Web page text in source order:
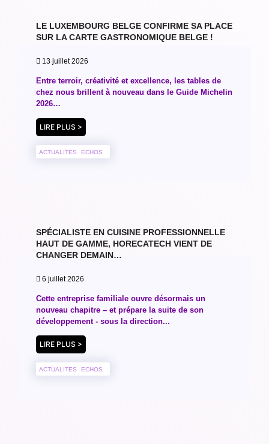
LE LUXEMBOURG BELGE CONFIRME SA PLACE
SUR LA CARTE GASTRONOMIQUE BELGE !
13 juillet 2026
Entre terroir, créativité et excellence, les tables de
chez nous brillent à nouveau dans le Guide Michelin
2026…
LIRE PLUS >
ACTUALITES ECHOS
SPÉCIALISTE EN CUISINE PROFESSIONNELLE
HAUT DE GAMME, HORECATECH VIENT DE
CHANGER DEMAIN…
6 juillet 2026
Cette entreprise familiale ouvre désormais un
nouveau chapitre – et prépare la suite de son
développement - sous la direction...
LIRE PLUS >
ACTUALITES ECHOS